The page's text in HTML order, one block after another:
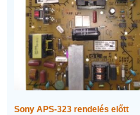
Sony APS-323 rendelés előtt